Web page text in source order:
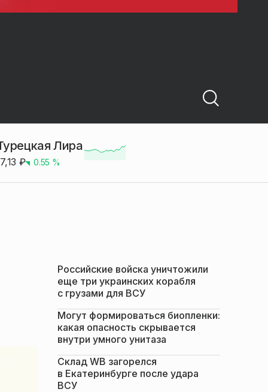
Лира
₽ 0.55 %
Российские войска уничтожили
еще три украинских корабля
с грузами для ВСУ
Могут формироваться биопленки:
какая опасность скрывается
внутри умного унитаза
Склад WB загорелся
в Екатеринбурге после удара
ВСУ